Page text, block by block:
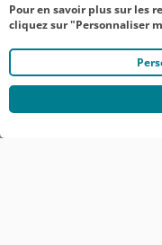
Pour en savoir plus sur les
cliquez sur "Personnaliser